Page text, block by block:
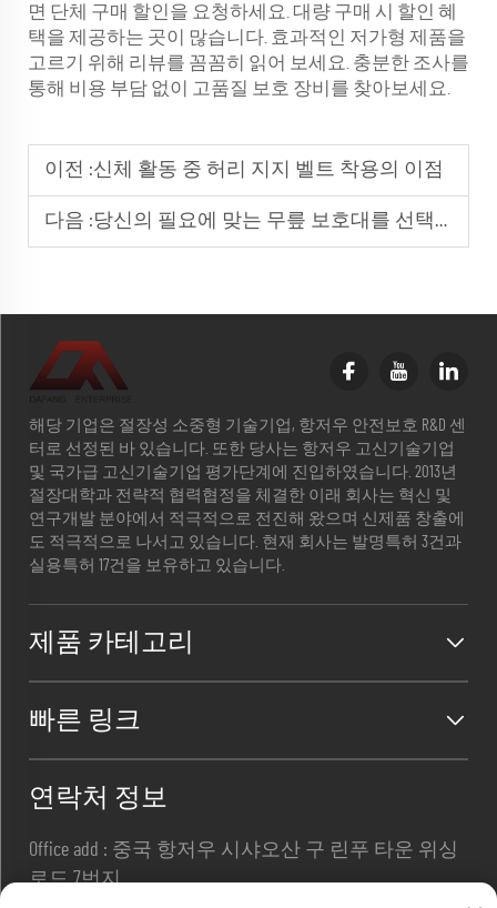
면 단체 구매 할인을 요청하세요. 대량 구매 시 할인 혜
택을 제공하는 곳이 많습니다. 효과적인 저가형 제품을
고르기 위해 리뷰를 꼼꼼히 읽어 보세요. 충분한 조사를
통해 비용 부담 없이 고품질 보호 장비를 찾아보세요.
이전 :신체 활동 중 허리 지지 벨트 착용의 이점
다음 :당신의 필요에 맞는 무릎 보호대를 선택하는 방법
해당 기업은 절장성 소중형 기술기업, 항저우 안전보호 R&D 센
터로 선정된 바 있습니다. 또한 당사는 항저우 고신기술기업
및 국가급 고신기술기업 평가단계에 진입하였습니다. 2013년
절장대학과 전략적 협력협정을 체결한 이래 회사는 혁신 및
연구개발 분야에서 적극적으로 전진해 왔으며 신제품 창출에
도 적극적으로 나서고 있습니다. 현재 회사는 발명특허 3건과
실용특허 17건을 보유하고 있습니다.
제품 카테고리
빠른 링크
연락처 정보
Office add : 중국 항저우 시샤오산 구 린푸 타운 위싱
로드 7번지